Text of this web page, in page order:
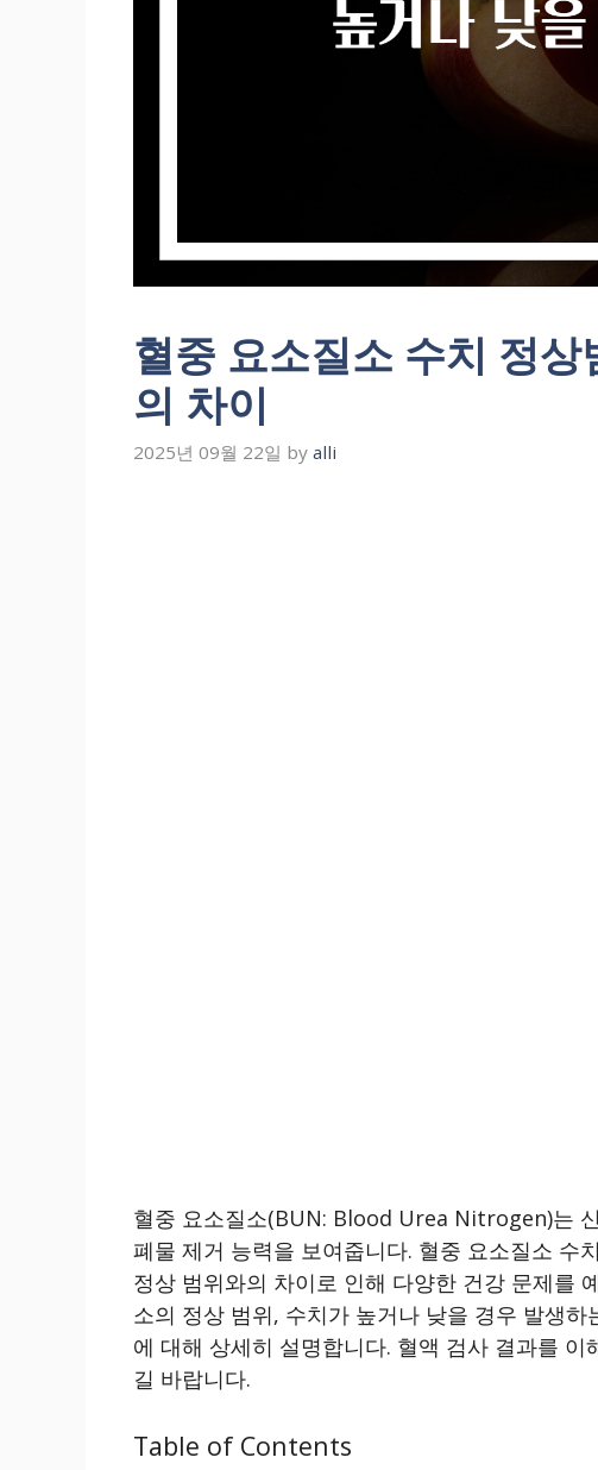
혈중 요소질소 수치 정
의 차이
2025년 09월 22일 by alli
혈중 요소질소(BUN: Blood Urea Nitrogen)는
폐물 제거 능력을 보여줍니다. 혈중 요소질소 수
정상 범위와의 차이로 인해 다양한 건강 문제를
소의 정상 범위, 수치가 높거나 낮을 경우 발생
에 대해 상세히 설명합니다. 혈액 검사 결과를
길 바랍니다.
Table of Contents